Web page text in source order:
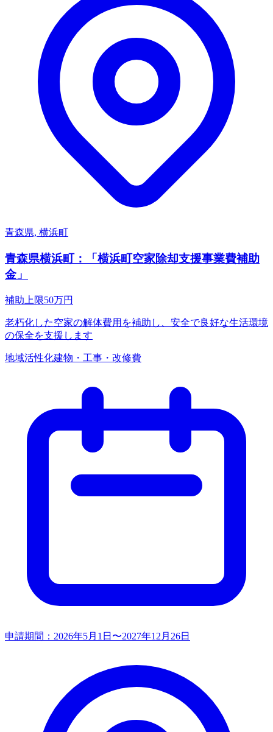
青森県, 横浜町
青森県横浜町：「横浜町空家除却支援事業費補助
金」
補助上限50万円
老朽化した空家の解体費用を補助し、安全で良好な生活環境
の保全を支援します
地域活性化建物・工事・改修費
申請期間： 2026年5月1日〜2027年12月26日